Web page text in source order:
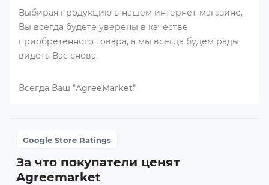
Выбирая продукцию в нашем интернет-магазине,
Вы всегда будете уверены в качестве
приобретенного товара, а мы всегда будем рады
видеть Вас снова.
Всегда Ваш "AgreeMarket"
Google Store Ratings
За что покупатели ценят
Agreemarket